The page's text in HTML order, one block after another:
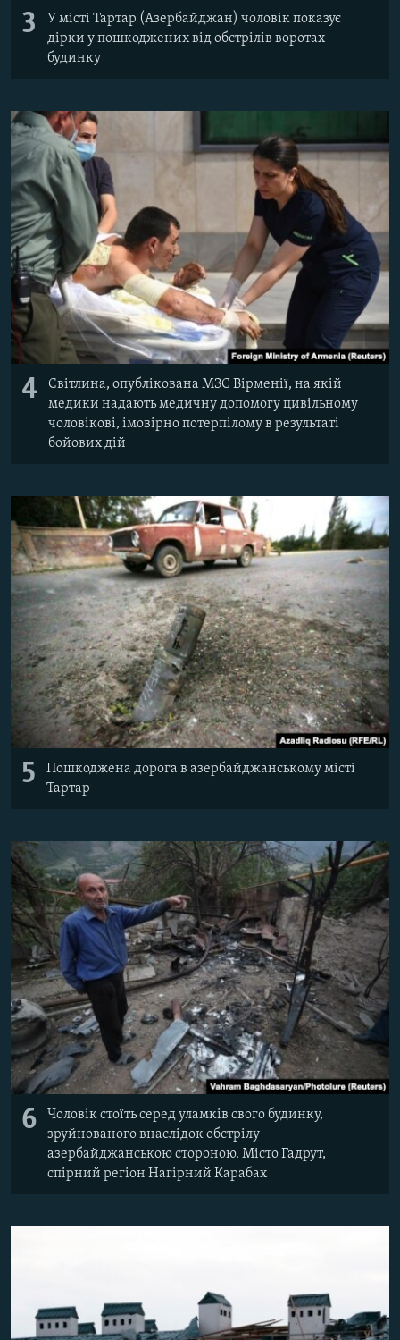
3
У місті Тартар (Азербайджан) чоловік показує
дірки у пошкоджених від обстрілів воротах
будинку
4
Світлина, опублікована МЗС Вірменії, на якій
медики надають медичну допомогу цивільному
чоловікові, імовірно потерпілому в результаті
бойових дій
5
Пошкоджена дорога в азербайджанському місті
Тартар
6
Чоловік стоїть серед уламків свого будинку,
зруйнованого внаслідок обстрілу
азербайджанською стороною. Місто Гадрут,
спірний регіон Нагірний Карабах